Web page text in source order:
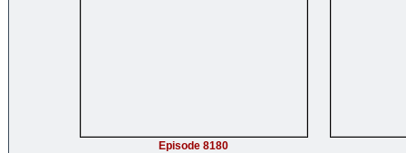
Episode 8180